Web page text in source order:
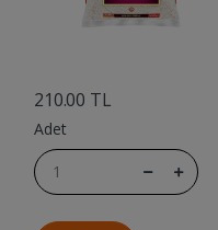
210.00 TL
Adet